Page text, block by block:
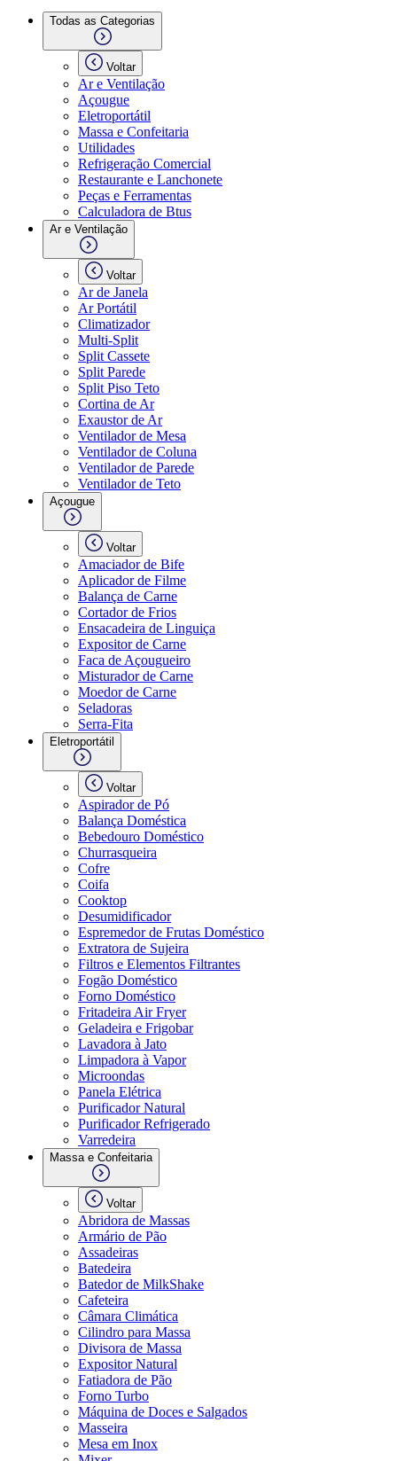
Todas as Categorias
Voltar
Ar e Ventilação
Açougue
Eletroportátil
Massa e Confeitaria
Utilidades
Refrigeração Comercial
Restaurante e Lanchonete
Peças e Ferramentas
Calculadora de Btus
Ar e Ventilação
Voltar
Ar de Janela
Ar Portátil
Climatizador
Multi-Split
Split Cassete
Split Parede
Split Piso Teto
Cortina de Ar
Exaustor de Ar
Ventilador de Mesa
Ventilador de Coluna
Ventilador de Parede
Ventilador de Teto
Açougue
Voltar
Amaciador de Bife
Aplicador de Filme
Balança de Carne
Cortador de Frios
Ensacadeira de Linguiça
Expositor de Carne
Faca de Açougueiro
Misturador de Carne
Moedor de Carne
Seladoras
Serra-Fita
Eletroportátil
Voltar
Aspirador de Pó
Balança Doméstica
Bebedouro Doméstico
Churrasqueira
Cofre
Coifa
Cooktop
Desumidificador
Espremedor de Frutas Doméstico
Extratora de Sujeira
Filtros e Elementos Filtrantes
Fogão Doméstico
Forno Doméstico
Fritadeira Air Fryer
Geladeira e Frigobar
Lavadora à Jato
Limpadora à Vapor
Microondas
Panela Elétrica
Purificador Natural
Purificador Refrigerado
Varredeira
Massa e Confeitaria
Voltar
Abridora de Massas
Armário de Pão
Assadeiras
Batedeira
Batedor de MilkShake
Cafeteira
Câmara Climática
Cilindro para Massa
Divisora de Massa
Expositor Natural
Fatiadora de Pão
Forno Turbo
Máquina de Doces e Salgados
Masseira
Mesa em Inox